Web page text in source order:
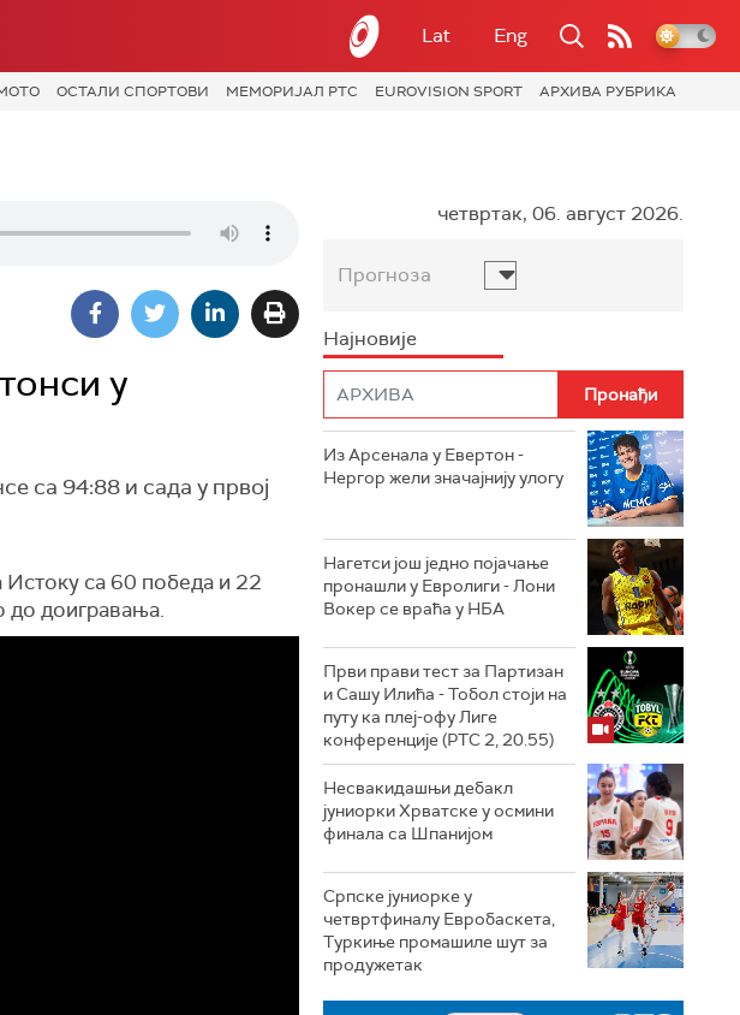
Lat Eng
ОСТАЛИ СПОРТОВИ МЕМОРИЈАЛ РТС EUROVISION SPORT АРХИВА РУБРИКА
у
са 94:88 и сада у првој
Истоку са 60 победа и 22
до доигравања.
четвртак, 06. август 2026.
Прогноза
Најновије
Из Арсенала у Евертон -
Нергор жели значајнију улогу
Нагетси још једно појачање
пронашли у Евролиги - Лони
Вокер се враћа у НБА
Први прави тест за Партизан
и Сашу Илића - Тобол стоји на
путу ка плеј-офу Лиге
конференције (РТС 2, 20.55)
Несвакидашњи дебакл
јуниорки Хрватске у осмини
финала са Шпанијом
Српске јуниорке у
четвртфиналу Евробаскета,
Туркиње промашиле шут за
продужетак